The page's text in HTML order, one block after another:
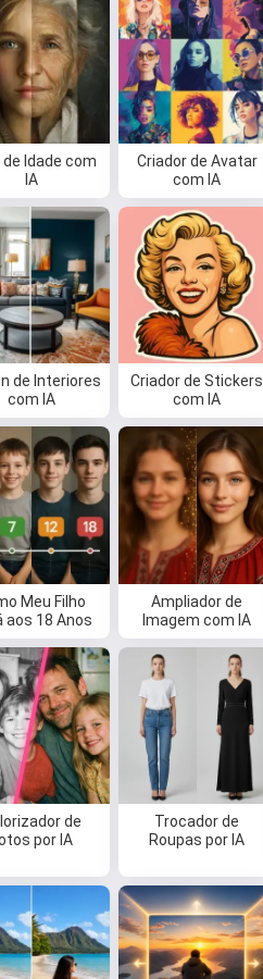
de Idade com
IA
Criador de Avatar
com IA
de Interiores
com IA
Criador de Stickers
com IA
Meu Filho
aos 18 Anos
Ampliador de
Imagem com IA
de
por IA
Trocador de
Roupas por IA
,